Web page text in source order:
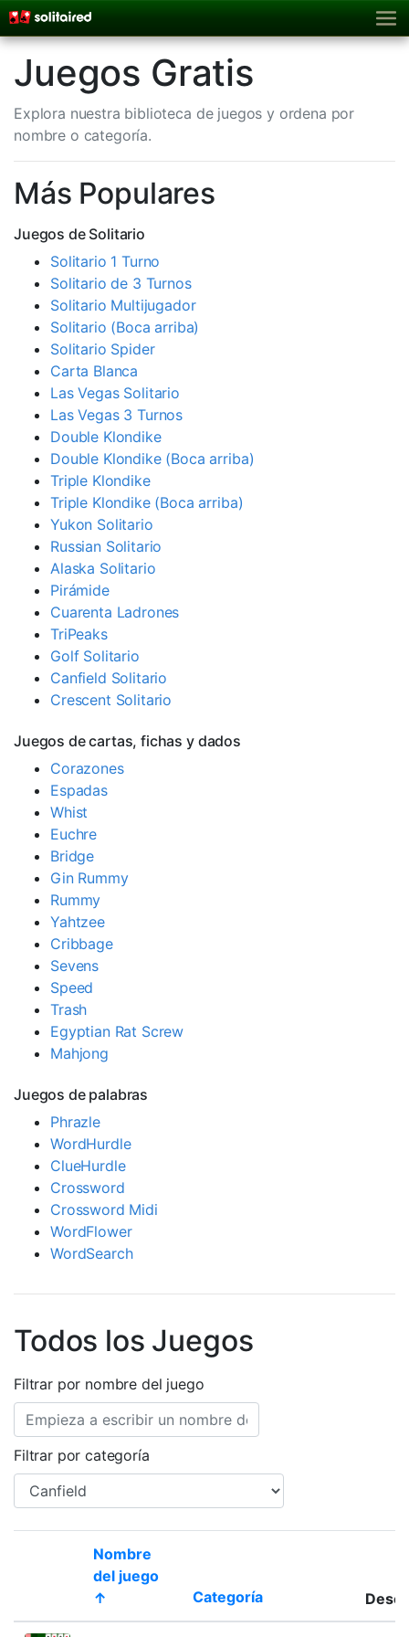
Juegos Gratis
Explora nuestra biblioteca de juegos y ordena por
nombre o categoría.
Más Populares
Juegos de Solitario
Solitario 1 Turno
Solitario de 3 Turnos
Solitario Multijugador
Solitario (Boca arriba)
Solitario Spider
Carta Blanca
Las Vegas Solitario
Las Vegas 3 Turnos
Double Klondike
Double Klondike (Boca arriba)
Triple Klondike
Triple Klondike (Boca arriba)
Yukon Solitario
Russian Solitario
Alaska Solitario
Pirámide
Cuarenta Ladrones
TriPeaks
Golf Solitario
Canfield Solitario
Crescent Solitario
Juegos de cartas, fichas y dados
Corazones
Espadas
Whist
Euchre
Bridge
Gin Rummy
Rummy
Yahtzee
Cribbage
Sevens
Speed
Trash
Egyptian Rat Screw
Mahjong
Juegos de palabras
Phrazle
WordHurdle
ClueHurdle
Crossword
Crossword Midi
WordFlower
WordSearch
Todos los Juegos
Filtrar por nombre del juego
Filtrar por categoría
Thumbnail
Nombre
del juego
↑
Categoría